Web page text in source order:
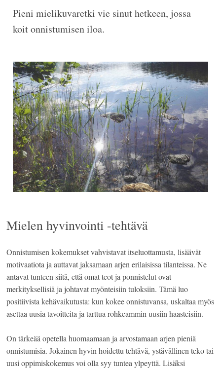
Pieni mielikuvaretki vie sinut hetkeen, jossa
koit onnistumisen iloa.
Mielen hyvinvointi -tehtävä
Onnistumisen kokemukset vahvistavat itseluottamusta, lisäävät
motivaatiota ja auttavat jaksamaan arjen erilaisissa tilanteissa. Ne
antavat tunteen siitä, että omat teot ja ponnistelut ovat
merkityksellisiä ja johtavat myönteisiin tuloksiin. Tämä luo
positiivista kehävaikutusta: kun kokee onnistuvansa, uskaltaa myös
asettaa uusia tavoitteita ja tarttua rohkeammin uusiin haasteisiin.
On tärkeää opetella huomaamaan ja arvostamaan arjen pieniä
onnistumisia. Jokainen hyvin hoidettu tehtävä, ystävällinen teko tai
uusi oppimiskokemus voi olla syy tuntea ylpeyttä. Lisäksi